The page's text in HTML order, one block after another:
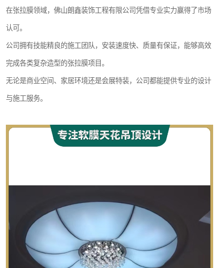
在张拉膜领域，佛山朗鑫装饰工程有限公司凭借专业实力赢得了市场
认可。
公司拥有技能精良的施工团队，安装速度快、质量有保证，能够高效
完成各类复杂造型的张拉膜项目。
无论是商业空间、家居环境还是会展特装，公司都能提供专业的设计
与施工服务。